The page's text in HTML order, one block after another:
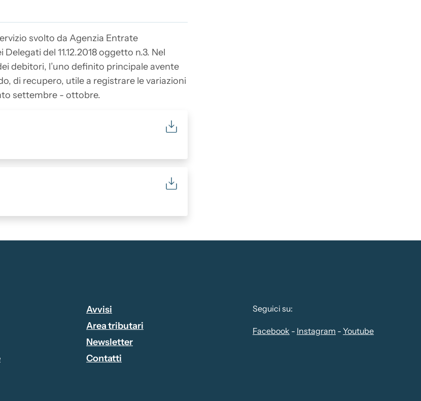
svolto da Agenzia Entrate
del 11.12.2018 oggetto n.3. Nel
debitori, l’uno definito principale avente
di recupero, utile a registrare le variazioni
settembre - ottobre.
Avvisi
Area tributari
Newsletter
Contatti
Seguici su:
Facebook - Instagram - Youtube